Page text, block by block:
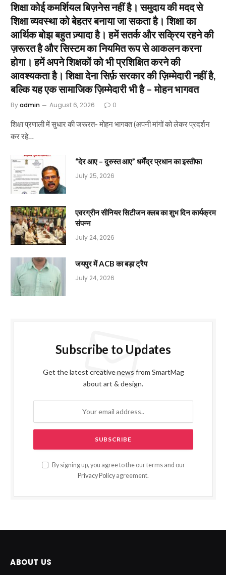
शिक्षा कोई कमर्शियल बिज़नेस नहीं है। समुदाय की मदद से
शिक्षा व्यवस्था को बेहतर बनाया जा सकता है। शिक्षा का
आर्थिक बोझ बहुत ज़्यादा है। हमें सतर्क और सक्रिय रहने की
ज़रूरत है और सिस्टम का नियमित रूप से आकलन करना
होगा। हमें अपने शिक्षकों को भी प्रशिक्षित करने की
आवश्यकता है। शिक्षा देना सिर्फ़ सरकार की ज़िम्मेदारी नहीं है,
बल्कि यह एक सामाजिक ज़िम्मेदारी भी है – मोहन भागवत
Byadmin August 6, 2026 0
शिक्षा प्रणाली में सुधार की जरूरत- मोहन भागवत (अपनी मांगों को लेकर प्रदर्शन
कर रहे…
“देर आए – दुरुस्त आए” धर्मेंद्र प्रधान का इस्तीफा
July 25, 2026
एवरग्रीन सीनियर सिटीजन क्लब का शुभ दिन कार्यक्रम
संपन्न
July 24, 2026
जयपुर में ACB का बड़ा ट्रैप
July 24, 2026
Subscribe to Updates
Get the latest creative news from SmartMag
about art & design.
By signing up, you agree to the our terms and our
Privacy Policy agreement.
ABOUT US